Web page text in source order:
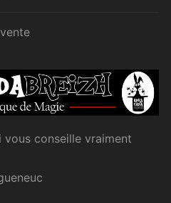
conseille vraiment